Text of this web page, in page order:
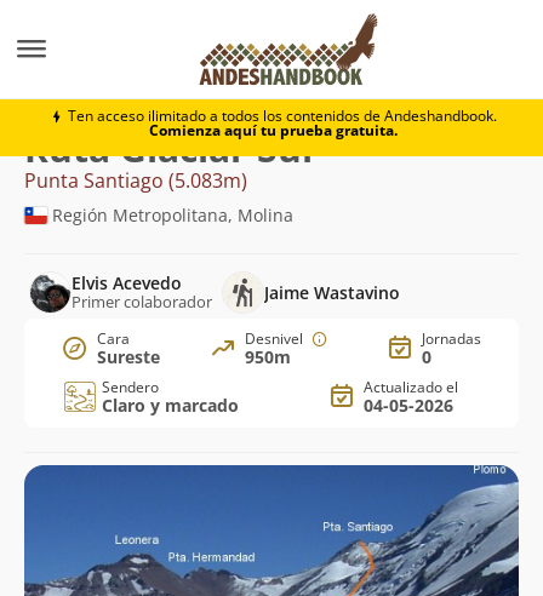
Ten acceso ilimitado a todos los contenidos de Andeshandbook.
Comienza aquí tu prueba gratuita.
Punta Santiago Glaciar Sur
Ruta Glaciar Sur
Punta Santiago (5.083m)
Región Metropolitana, Molina
Elvis Acevedo
Primer colaborador Jaime Wastavino
Cara
Sureste
Desnivel
950m
Jornadas
0
Sendero
Claro y marcado
Actualizado el
04-05-2026